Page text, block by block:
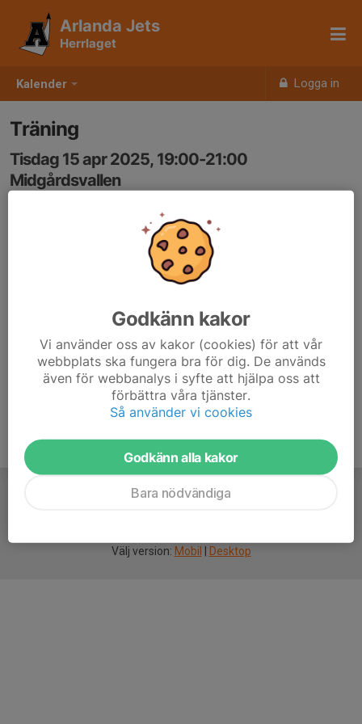
Kalender Logga in
Arlanda Jets
Herrlaget
Träning
Tisdag 15 apr 2025, 19:00-21:00
Midgårdsvallen
Samling: 18:45, Midgårdsvallen/Jets omklädningrum
Välj version: Mobil Desktop
Godkänn kakor
Vi använder oss av kakor (cookies) för att vår
webbplats ska fungera bra för dig. De används
även för webbanalys i syfte att hjälpa oss att
förbättra våra tjänster.
Så använder vi cookies
Godkänn alla kakor
Bara nödvändiga